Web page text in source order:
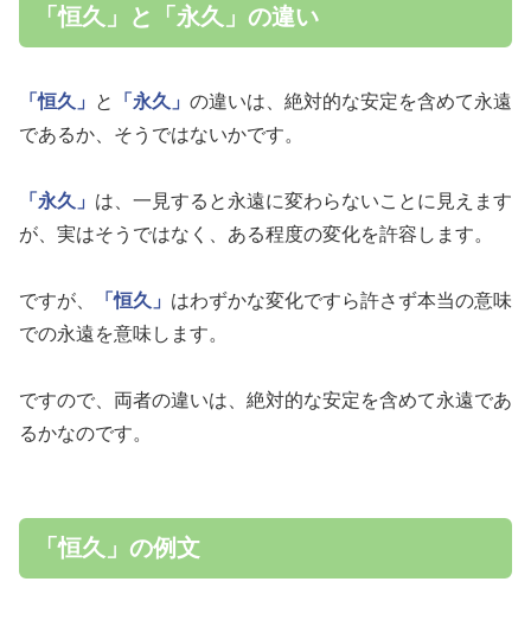
「恒久」と「永久」の違い
「恒久」 と 「永久」 の違いは、絶対的な安定を含めて永遠
であるか、そうではないかです。
「永久」 は、一見すると永遠に変わらないことに見えます
が、実はそうではなく、ある程度の変化を許容します。
ですが、 「恒久」 はわずかな変化ですら許さず本当の意味
での永遠を意味します。
ですので、両者の違いは、絶対的な安定を含めて永遠であ
るかなのです。
「恒久」の例文